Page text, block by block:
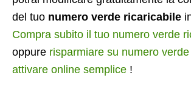
del tuo numero verde ricaricabile
Compra subito il tuo numero verde
oppure risparmiare su numero
attivare online semplice !